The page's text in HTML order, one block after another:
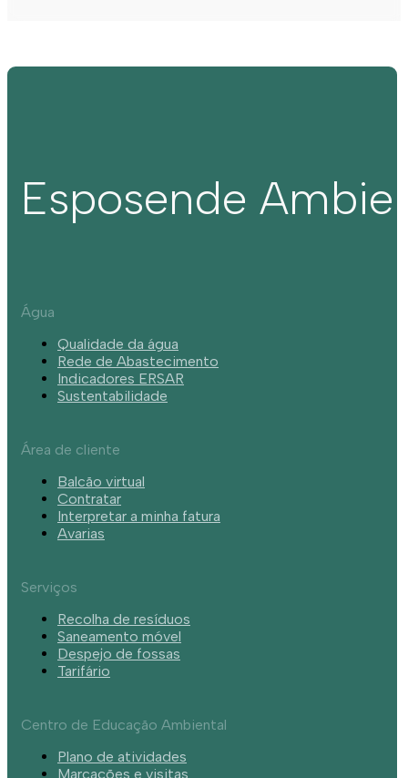
Esposende
Água
Qualidade da água
Rede de Abastecimento
Indicadores ERSAR
Sustentabilidade
Área de cliente
Balcão virtual
Contratar
Interpretar a minha fatura
Avarias
Serviços
Recolha de resíduos
Saneamento móvel
Despejo de fossas
Tarifário
Centro de Educação Ambiental
Plano de atividades
Marcações e visitas